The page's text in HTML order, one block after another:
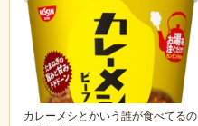
カレーメシとかいう誰が食べてるの